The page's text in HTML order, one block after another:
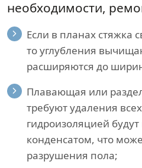
необходимости,
Если в планах стяжка
то углубления
расширяются до
Плавающая или
требуют удаления
гидроизоляцией
конденсатом, что
разрушения пола;